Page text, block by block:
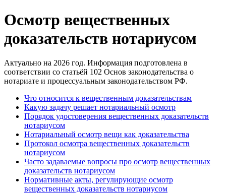
Осмотр вещественных
доказательств нотариусом
Актуально на 2026 год. Информация подготовлена в
соответствии со статьёй 102 Основ законодательства о
нотариате и процессуальным законодательством РФ.
Что относится к вещественным доказательствам
Какую задачу решает нотариальный осмотр
Порядок удостоверения вещественных доказательств
нотариусом
Нотариальный осмотр вещи как доказательства
Протокол осмотра вещественных доказательств
нотариусом
Часто задаваемые вопросы про осмотр вещественных
доказательств нотариусом
Нормативные акты, регулирующие осмотр
вещественных доказательств нотариусом